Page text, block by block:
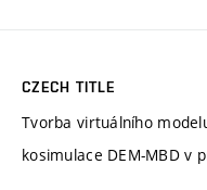
CZECH TITLE
Tvorba virtuálního
kosimulace DEM-MBD v